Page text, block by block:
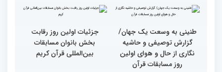
اجرای طرح «قرآن بخوان،
جایزه بگیر» در حاشیه
برگزاری مسابقات بین‌المللی
قرآن
میزبانی عالی ایران برای
مسابقات بین‌المللی قرآن/
تجربه زیاد ایران در برگزاری